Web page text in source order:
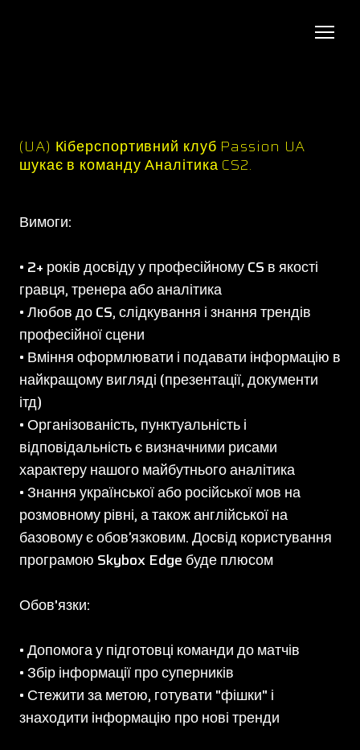
(UA) Кіберспортивний клуб Passion UA
шукає в команду Аналітика CS2.
Вимоги:
• 2+ років досвіду у професійному CS в якості
гравця, тренера або аналітика
• Любов до CS, слідкування і знання трендів
професійної сцени
• Вміння оформлювати і подавати інформацію в
найкращому вигляді (презентації, документи
ітд)
• Організованість, пунктуальність і
відповідальність є визначними рисами
характеру нашого майбутнього аналітика
• Знання української або російської мов на
розмовному рівні, а також англійської на
базовому є обовʼязковим. Досвід користування
програмою Skybox Edge буде плюсом
Обов'язки:
• Допомога у підготовці команди до матчів
• Збір інформації про суперників
• Стежити за метою, готувати "фішки" і
знаходити інформацію про нові тренди